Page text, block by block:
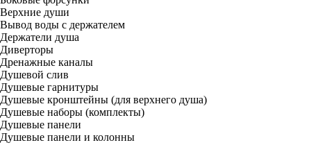
Верхние души
Вывод воды с держателем
Держатели душа
Диверторы
Дренажные каналы
Душевой слив
Душевые гарнитуры
Душевые кронштейны (для верхнего душа)
Душевые наборы (комплекты)
Душевые панели
Душевые панели и колонны